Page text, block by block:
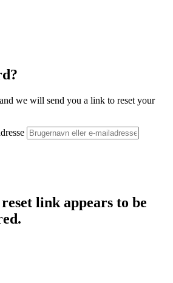
we will send you a link to reset your
link appears to be